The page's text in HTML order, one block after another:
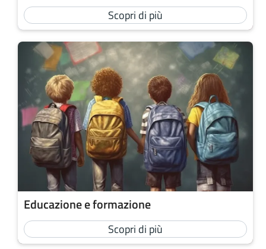
Scopri di più
Educazione e formazione
Scopri di più